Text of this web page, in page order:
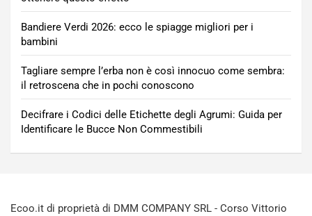
Bandiere Verdi 2026: ecco le spiagge migliori per i
bambini
Tagliare sempre l’erba non è così innocuo come sembra:
il retroscena che in pochi conoscono
Decifrare i Codici delle Etichette degli Agrumi: Guida per
Identificare le Bucce Non Commestibili
Ecoo.it di proprietà di DMM COMPANY SRL - Corso Vittorio